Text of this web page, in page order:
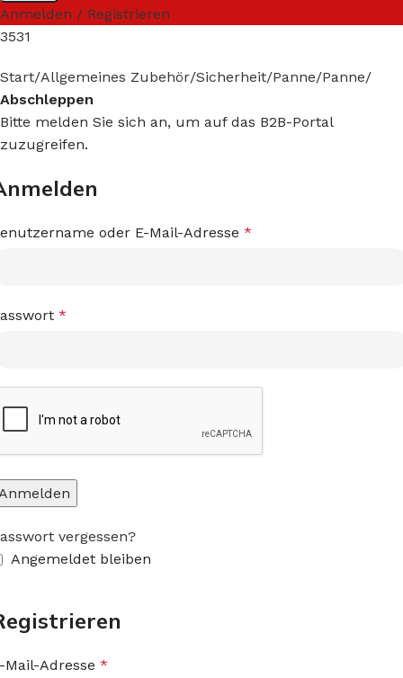
Anmelden / Registrieren
3531
Start Allgemeines Zubehör Sicherheit/Panne Panne
Abschleppen
Bitte melden Sie sich an, um auf das B2B-Portal
zuzugreifen.
oder E-Mail-Adresse *
*
vergessen?
Angemeldet bleiben
Mail-Adresse *